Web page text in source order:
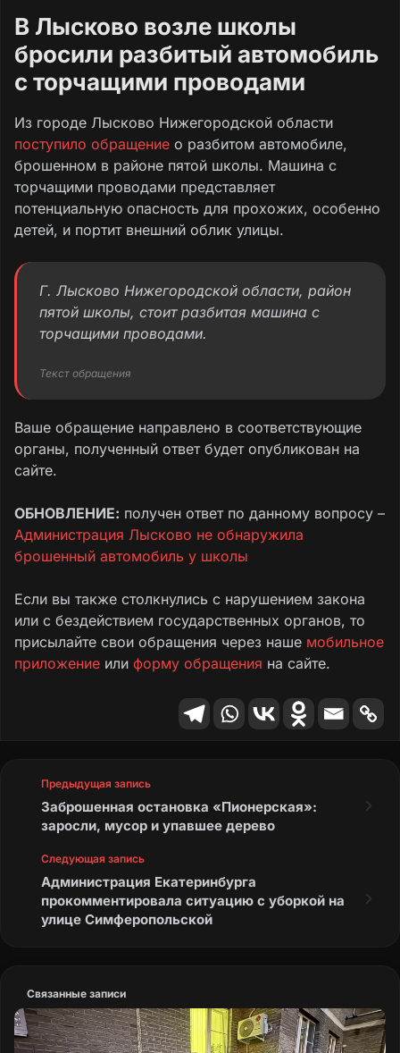
В Лысково возле школы
бросили разбитый автомобиль
с торчащими проводами
Из городе Лысково Нижегородской области
поступило обращение о разбитом автомобиле,
брошенном в районе пятой школы. Машина с
торчащими проводами представляет
потенциальную опасность для прохожих, особенно
детей, и портит внешний облик улицы.
Г. Лысково Нижегородской области, район
пятой школы, стоит разбитая машина с
торчащими проводами.
Текст обращения
Ваше обращение направлено в соответствующие
органы, полученный ответ будет опубликован на
сайте.
ОБНОВЛЕНИЕ: получен ответ по данному вопросу –
Администрация Лысково не обнаружила
брошенный автомобиль у школы
Если вы также столкнулись с нарушением закона
или с бездействием государственных органов, то
присылайте свои обращения через наше мобильное
приложение или форму обращения на сайте.
Предыдущая запись
Заброшенная остановка «Пионерская»:
заросли, мусор и упавшее дерево
Следующая запись
Администрация Екатеринбурга
прокомментировала ситуацию с уборкой на
улице Симферопольской
Связанные записи